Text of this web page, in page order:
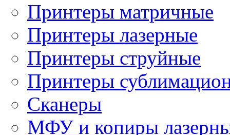
Принтеры матричные
Принтеры лазерные
Принтеры струйные
Принтеры
Сканеры
МФУ и копиры